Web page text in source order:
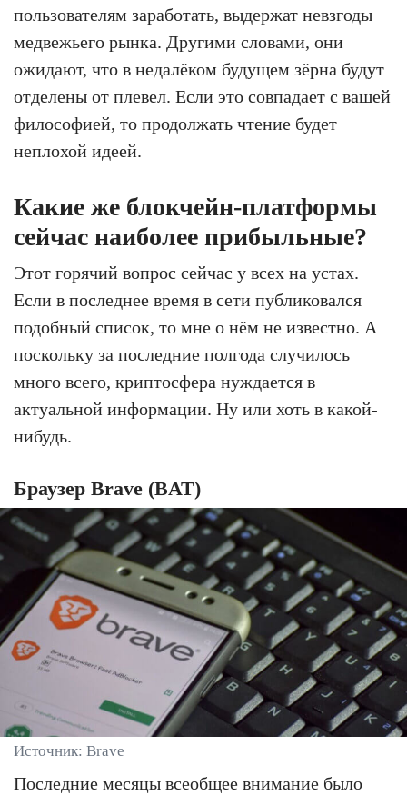
пользователям заработать, выдержат невзгоды
медвежьего рынка. Другими словами, они
ожидают, что в недалёком будущем зёрна будут
отделены от плевел. Если это совпадает с вашей
философией, то продолжать чтение будет
неплохой идеей.
Какие же блокчейн-платформы
сейчас наиболее прибыльные?
Этот горячий вопрос сейчас у всех на устах.
Если в последнее время в сети публиковался
подобный список, то мне о нём не известно. А
поскольку за последние полгода случилось
много всего, криптосфера нуждается в
актуальной информации. Ну или хоть в какой-
нибудь.
Браузер Brave (BAT)
Источник: Brave
Последние месяцы всеобщее внимание было